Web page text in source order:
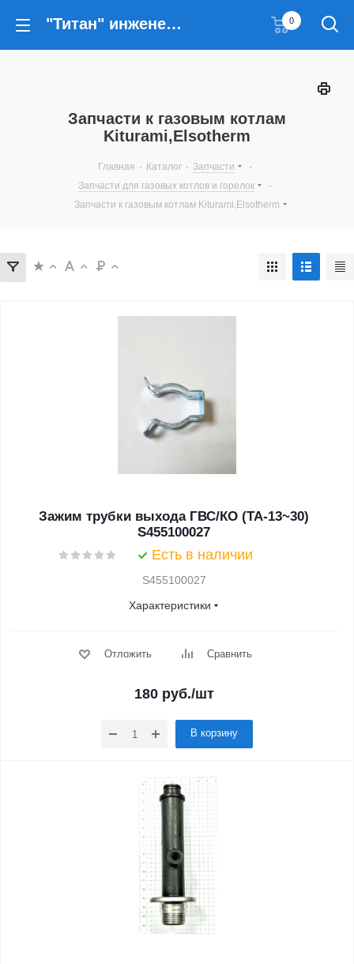
"Титан" инженерные решения 0
Запчасти к газовым котлам
Kiturami,Elsotherm
Главная - Каталог - Запчасти
-
Запчасти для газовых котлов и горелок
-
Запчасти к газовым котлам Kiturami,Elsotherm
Зажим трубки выхода ГВС/КО (TA-13~30)
S455100027
Есть в наличии
S455100027
Характеристики
Отложить Сравнить
180 руб./шт
В корзину